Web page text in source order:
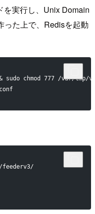
を実行し、Unix Domain
った上で、Redisを起動
chmod 777 /var/tmp/